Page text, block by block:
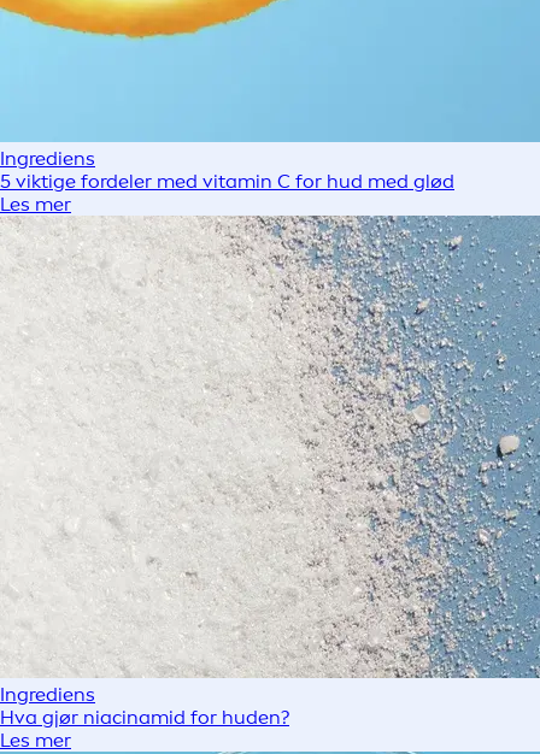
Ingrediens
5 viktige fordeler med vitamin C for hud med glød
Les mer
Ingrediens
Hva gjør niacinamid for huden?
Les mer